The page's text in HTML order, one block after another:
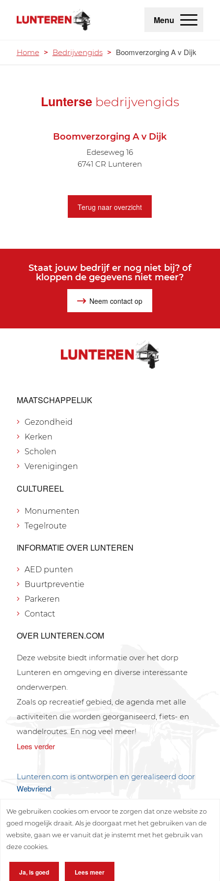
Menu
Home > Bedrijvengids > Boomverzorging A v Dijk
Lunterse bedrijvengids
Boomverzorging A v Dijk
Edeseweg 16
6741 CR Lunteren
Terug naar overzicht
Staat jouw bedrijf er nog niet bij? of
kloppen de gegevens niet meer?
Neem contact op
MAATSCHAPPELIJK
Gezondheid
Kerken
Scholen
Verenigingen
CULTUREEL
Monumenten
Tegelroute
INFORMATIE OVER LUNTEREN
AED punten
Buurtpreventie
Parkeren
Contact
OVER LUNTEREN.COM
Deze website biedt informatie over het dorp
Lunteren en omgeving en diverse interessante
onderwerpen.
Zoals op recreatief gebied, de agenda met alle
activiteiten die worden georganiseerd, fiets- en
wandelroutes. En nog veel meer!
Lees verder
Lunteren.com is ontworpen en gerealiseerd door
Webvriend
We gebruiken cookies om ervoor te zorgen dat onze website zo
goed mogelijk draait. Als je doorgaat met het gebruiken van de
website, gaan we er vanuit dat je instemt met het gebruik van
deze cookies.
Ja, is goed Lees meer